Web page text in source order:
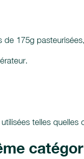
de 175g
telles